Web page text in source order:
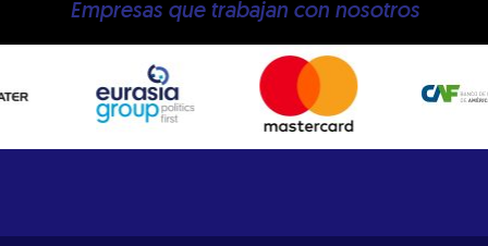
Empresas que trabajan con nosotros